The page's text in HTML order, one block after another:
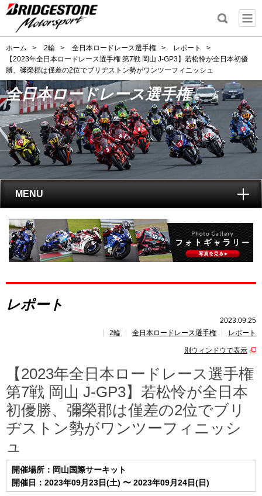
ホーム > 2輪 > 全日本ロードレース選手権 > レポート
>
【2023年全日本ロードレース選手権 第7戦 岡山 J-GP3】若松怜が全日本初優
勝、彌榮郡は僅差の2位でブリヂストン勢がワンツーフィニッシュ
全日本ロードレース選手権
MENU
トップ
全日本ロードレース選手権とは?
レポート
速報
ポイントランキング
レポート
2023.09.25
2輪
全日本ロードレース選手権 レポート
別ウィンドウで表示
【2023年全日本ロードレース選手権
第7戦 岡山 J-GP3】若松怜が全日本
初優勝、彌榮郡は僅差の2位でブリ
ヂストン勢がワンツーフィニッシ
ュ
開催場所：岡山国際サーキット
開催日：2023年09月23日(土) 〜 2023年09月24日(日)